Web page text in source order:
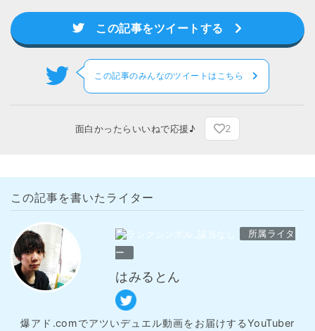
この記事をツイートする
この記事のみんなのツイートはこちら
面白かったらいいねで応援♪ 2
この記事を書いたライター
所属ライタ
ー
はみるとん
爆アド.comでアツいデュエル動画をお届けするYouTuber